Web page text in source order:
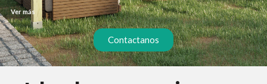
terraza o jardín sin renunciar al estilo ni a la durabilidad. Cada proyecto se
adapta a tus dimensiones, gustos y presupuesto, con materiales seleccionados
para resistir la intemperie. Olvídate de soluciones genéricas que no encajan:
aquí tienes un resultado hecho para ti.
Ver más
Contactanos